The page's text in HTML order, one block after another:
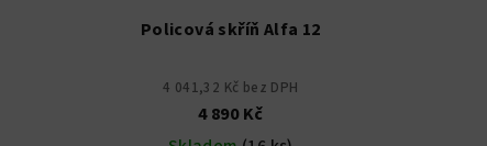
Policová skříň Alfa 12
4 041,32 Kč bez DPH
4 890 Kč